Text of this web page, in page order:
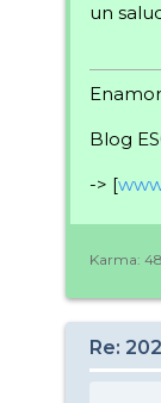
un
Blog
-> [
Karma:
Re: